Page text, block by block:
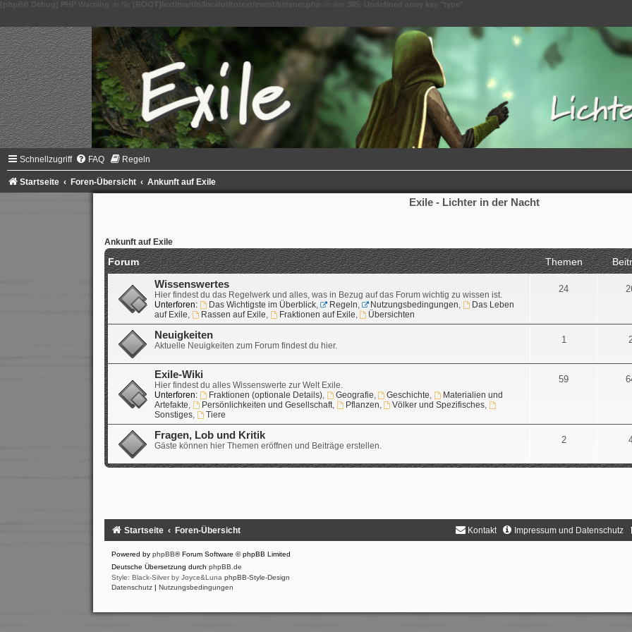
Schnellzugriff FAQ Regeln
Startseite Foren-Übersicht Ankunft auf Exile
Exile - Lichter in der Nacht
Ankunft auf Exile
Forum Themen
Wissenswertes
Hier findest du das Regelwerk und alles, was in Bezug auf das Forum wichtig zu wissen ist.
Unterforen:
Das Wichtigste im Überblick, Regeln, Nutzungsbedingungen,
Das Leben
auf Exile, Rassen auf Exile, Fraktionen auf Exile, Übersichten
24
Neuigkeiten
Aktuelle Neuigkeiten zum Forum findest du hier.
1
Exile-Wiki
Hier findest du alles Wissenswerte zur Welt Exile.
Unterforen:
Fraktionen (optionale Details), Geografie, Geschichte,
Materialien und
Artefakte, Persönlichkeiten und Gesellschaft, Pflanzen, Völker und Spezifisches,
Sonstiges, Tiere
59
Fragen, Lob und Kritik
Gäste können hier Themen eröffnen und Beiträge erstellen.
2
Startseite Foren-Übersicht Impressum und Datenschutz
Kontakt
Powered by phpBB® Forum Software © phpBB Limited
Deutsche Übersetzung durch phpBB.de
Style: Black-Silver by Joyce&Luna phpBB-Style-Design
Datenschutz | Nutzungsbedingungen